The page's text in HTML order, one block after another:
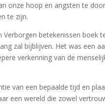
onze hoop en angsten te
te zijn.
betekenissen boek
zal bijblijven. Het was een
verkenning van de
van een bepaalde tijd en
een wereld die zowel